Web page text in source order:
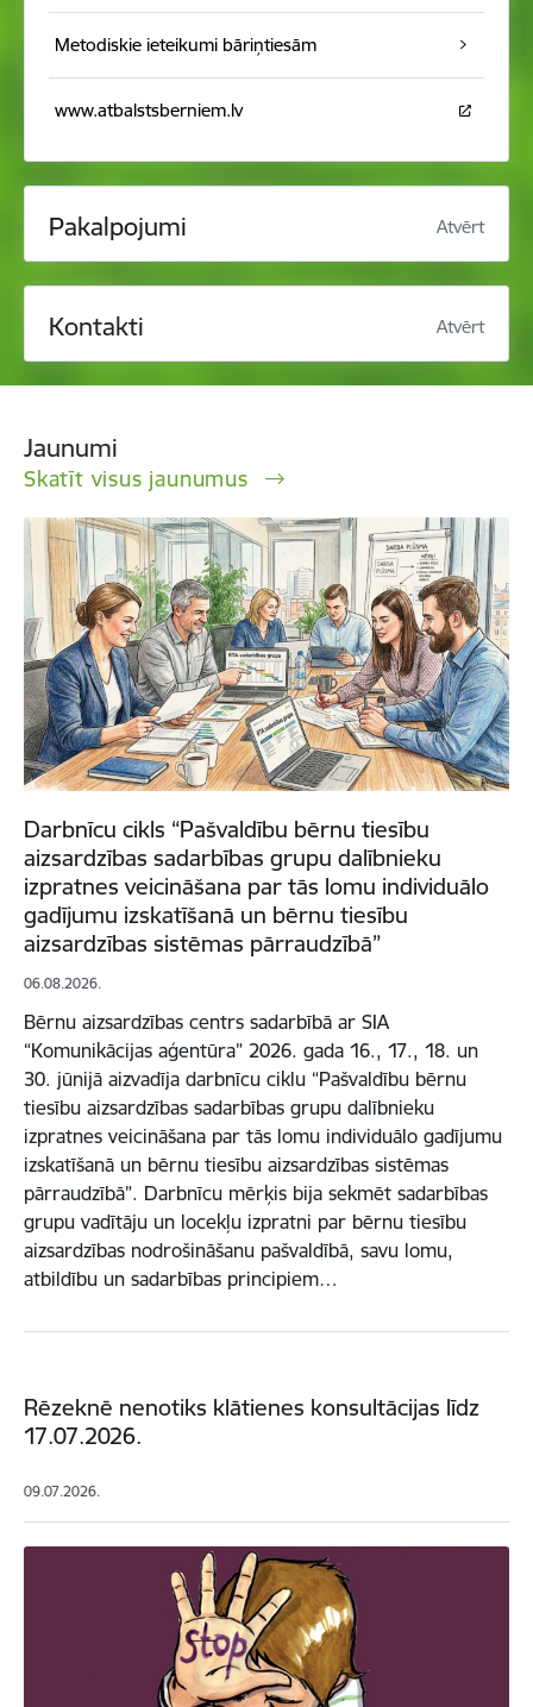
Metodiskie ieteikumi bāriņtiesām
www.atbalstsberniem.lv
Pakalpojumi Atvērt
Kontakti Atvērt
Jaunumi
Skatīt visus jaunumus
Darbnīcu cikls “Pašvaldību bērnu tiesību
aizsardzības sadarbības grupu dalībnieku
izpratnes veicināšana par tās lomu individuālo
gadījumu izskatīšanā un bērnu tiesību
aizsardzības sistēmas pārraudzībā”
06.08.2026.
Bērnu aizsardzības centrs sadarbībā ar SIA
“Komunikācijas aģentūra” 2026. gada 16., 17., 18. un
30. jūnijā aizvadīja darbnīcu ciklu “Pašvaldību bērnu
tiesību aizsardzības sadarbības grupu dalībnieku
izpratnes veicināšana par tās lomu individuālo gadījumu
izskatīšanā un bērnu tiesību aizsardzības sistēmas
pārraudzībā”. Darbnīcu mērķis bija sekmēt sadarbības
grupu vadītāju un locekļu izpratni par bērnu tiesību
aizsardzības nodrošināšanu pašvaldībā, savu lomu,
atbildību un sadarbības principiem…
Rēzeknē nenotiks klātienes konsultācijas līdz
17.07.2026.
09.07.2026.